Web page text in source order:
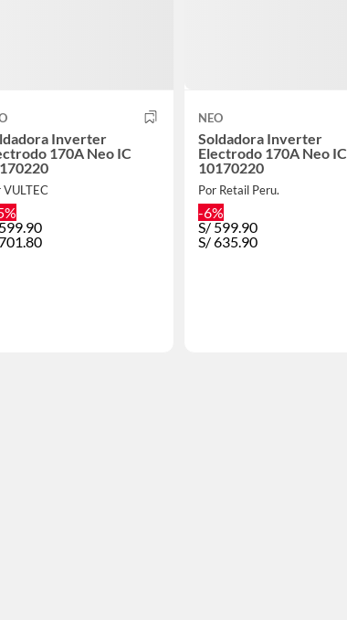
Inverter
170A Neo IC
VULTEC
NEO
Soldadora Inverter
Electrodo 170A Neo IC
10170220
Por Retail Peru.
-6%
S/599.90
S/635.90